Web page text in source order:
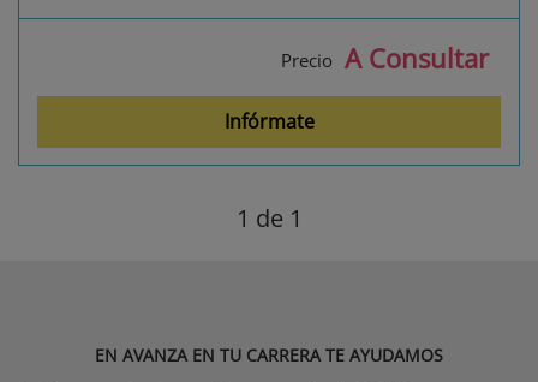
Precio A Consultar
Infórmate
1 de 1
EN AVANZA EN TU CARRERA TE AYUDAMOS